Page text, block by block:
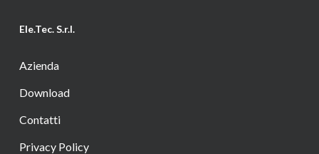
Ele.Tec. S.r.l.
Azienda
Download
Contatti
Privacy Policy